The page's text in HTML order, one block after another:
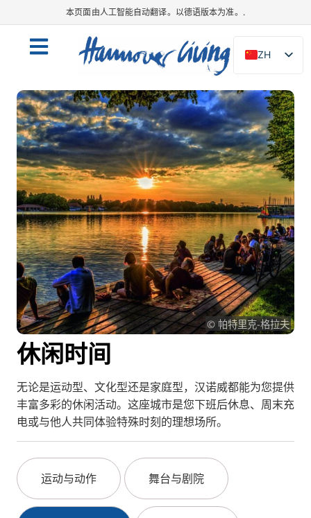
本页面由人工智能自动翻译。以德语版本为准。.
ZH
DE
EN
NL
PL
ES
IT
DA
SV
FR
PT
TR
RU
JA
BG
© 帕特里克-格拉夫
休闲时间
无论是运动型、文化型还是家庭型，汉诺威都能为您提供
丰富多彩的休闲活动。这座城市是您下班后休息、周末充
电或与他人共同体验特殊时刻的理想场所。
运动与动作 舞台与剧院